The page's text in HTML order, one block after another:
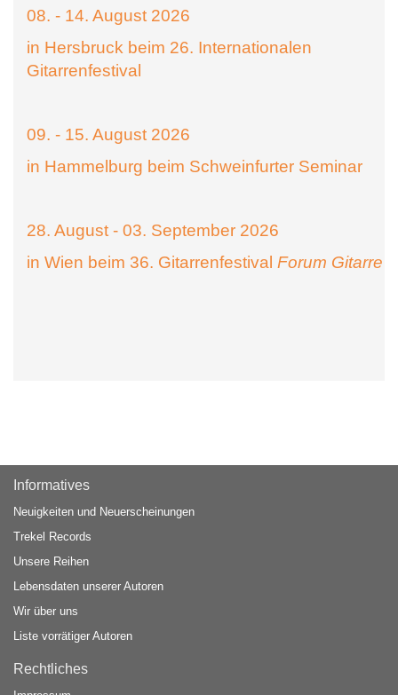
08. - 14. August 2026
in Hersbruck beim 26. Internationalen
Gitarrenfestival
09. - 15. August 2026
in Hammelburg beim Schweinfurter Seminar
28. August - 03. September 2026
in Wien beim 36. Gitarrenfestival Forum Gitarre
Informatives
Neuigkeiten und Neuerscheinungen
Trekel Records
Unsere Reihen
Lebensdaten unserer Autoren
Wir über uns
Liste vorrätiger Autoren
Rechtliches